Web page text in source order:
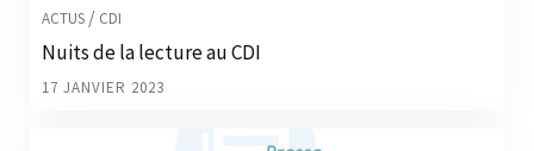
ACTUS / CDI
Nuits de la lecture au CDI
17 JANVIER 2023